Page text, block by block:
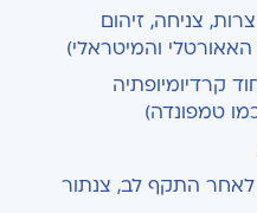
צניחה, זיהום
האאורטלי והמיטראלי)
קרדיומיופתיה
טמפונדה)
לאחר התקף לב, צנתור